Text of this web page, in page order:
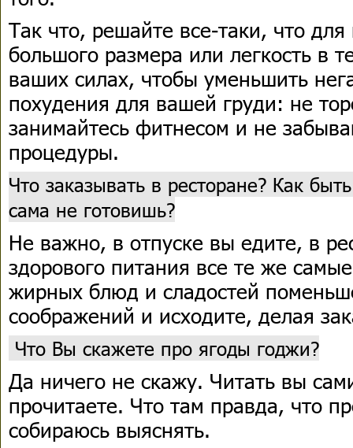
Так что, решайте все-таки, что
большого размера или легкость в
ваших силах, чтобы уменьшить
похудения для вашей груди: не
занимайтесь фитнесом и не
процедуры.
Что заказывать в ресторане? Как
сама не готовишь?
Не важно, в отпуске вы едите, в
здорового питания все те же
жирных блюд и сладостей
соображений и исходите, делая
Что Вы скажете про ягоды годжи?
Да ничего не скажу. Читать вы
прочитаете. Что там правда, что
собираюсь выяснять.